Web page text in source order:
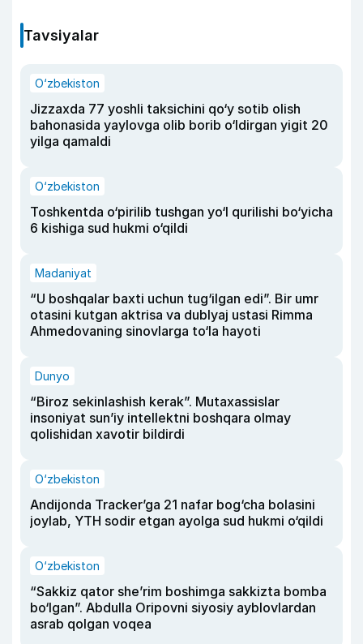
Tavsiyalar
O‘zbekiston
Jizzaxda 77 yoshli taksichini qo‘y sotib olish
bahonasida yaylovga olib borib o‘ldirgan yigit 20
yilga qamaldi
O‘zbekiston
Toshkentda o‘pirilib tushgan yo‘l qurilishi bo‘yicha
6 kishiga sud hukmi o‘qildi
Madaniyat
“U boshqalar baxti uchun tug‘ilgan edi”. Bir umr
otasini kutgan aktrisa va dublyaj ustasi Rimma
Ahmedovaning sinovlarga to‘la hayoti
Dunyo
“Biroz sekinlashish kerak”. Mutaxassislar
insoniyat sun’iy intellektni boshqara olmay
qolishidan xavotir bildirdi
O‘zbekiston
Andijonda Tracker’ga 21 nafar bog‘cha bolasini
joylab, YTH sodir etgan ayolga sud hukmi o‘qildi
O‘zbekiston
“Sakkiz qator she’rim boshimga sakkizta bomba
bo‘lgan”. Abdulla Oripovni siyosiy ayblovlardan
asrab qolgan voqea